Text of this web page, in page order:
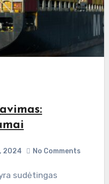
2024 No Comments